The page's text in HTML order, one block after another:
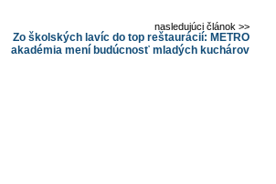
nasledujúci článok >>
Zo školských lavíc do top reštaurácií: METRO
akadémia mení budúcnosť mladých kuchárov